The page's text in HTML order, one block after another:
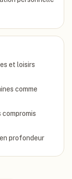
et loisirs
comme
profondeur